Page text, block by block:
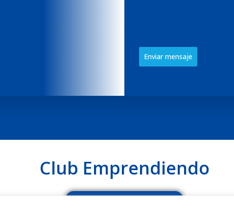
Enviar mensaje
Club Emprendiendo